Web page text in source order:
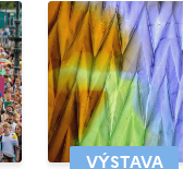
VÝSTAVA